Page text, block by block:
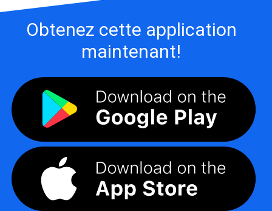
Obtenez cette application
maintenant!